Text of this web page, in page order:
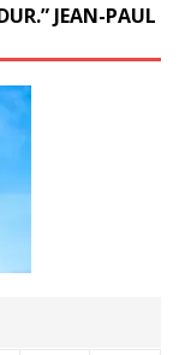
JEAN-PAUL